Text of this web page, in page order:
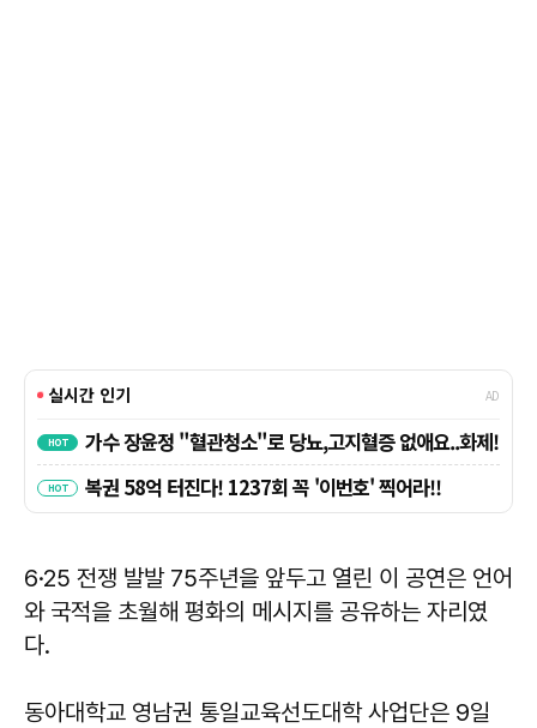
6·25 전쟁 발발 75주년을 앞두고 열린 이 공연은 언어
와 국적을 초월해 평화의 메시지를 공유하는 자리였
다.
동아대학교 영남권 통일교육선도대학 사업단은 9일